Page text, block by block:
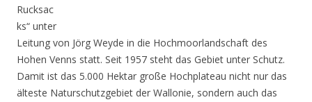
Rucksac
ks“ unter
Leitung von Jörg Weyde in die Hochmoorlandschaft des
Hohen Venns statt. Seit 1957 steht das Gebiet unter Schutz.
Damit ist das 5.000 Hektar große Hochplateau nicht nur das
älteste Naturschutzgebiet der Wallonie, sondern auch das